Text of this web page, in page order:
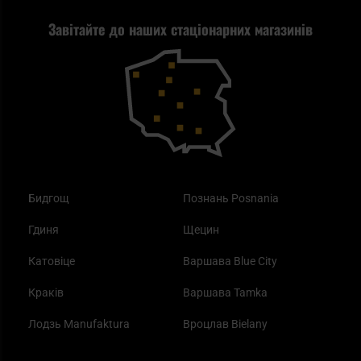
Завітайте до наших стаціонарних магазинів
Бидгощ
Гдиня
Катовіце
Краків
Лодзь Manufaktura
Познань Posnania
Щецин
Варшава Blue City
Варшава Tamka
Вроцлав Bielany
Повернення товару
Blackout - що це таке?
Як працює маска від смогу?
Найкращі спальні мішки на осінь
Самозахист